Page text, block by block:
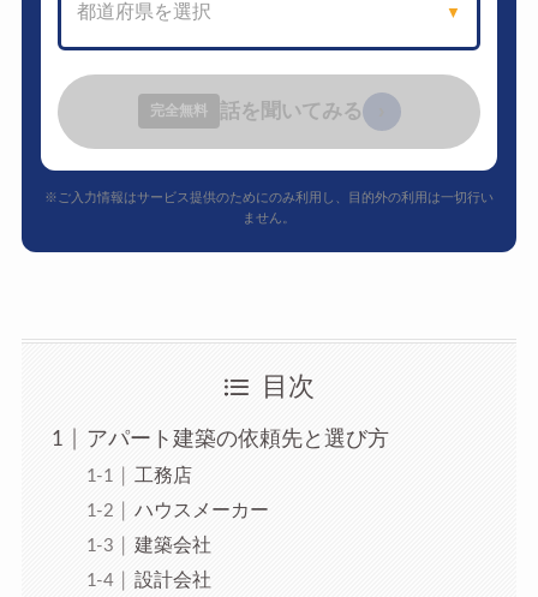
都道府県を選択 ▼
完全無料 話を聞いてみる
※ご入力情報はサービス提供のためにのみ利用し、目的外の利用は一切行い
ません。
目次
アパート建築の依頼先と選び方
工務店
ハウスメーカー
建築会社
設計会社